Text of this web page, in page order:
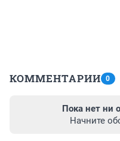
КОММЕНТАРИИ 0
Пока нет ни
Начните